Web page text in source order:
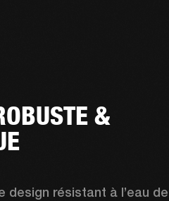
&
design résistant à l’eau de